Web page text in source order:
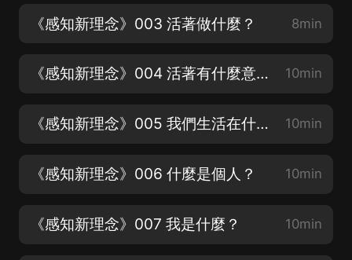
《感知新理念》003 活著做什麼？ 8min
《感知新理念》004 活著有什麼意義？ 10min
《感知新理念》005 我們生活在什麼基礎之上？ 10min
《感知新理念》006 什麼是個人？ 10min
《感知新理念》007 我是什麼？ 10min